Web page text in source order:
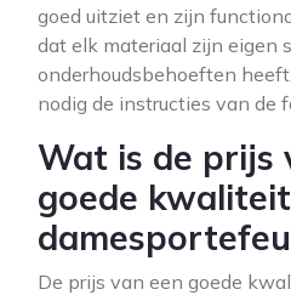
goed uitziet en zijn
dat elk materiaal zijn eigen
onderhoudsbehoeften
nodig de instructies van de
Wat is de prijs
goede
De prijs van een goede